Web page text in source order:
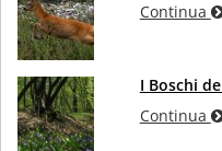
Continua
I Boschi
Continua